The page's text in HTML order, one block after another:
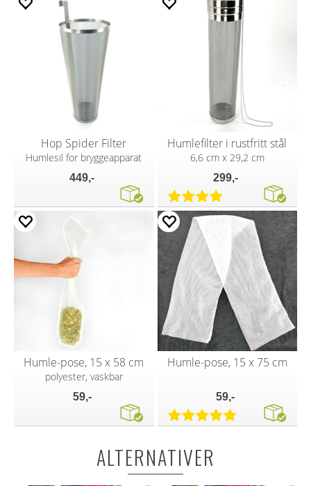
Hop Spider Filter
Humlesil for bryggeapparat
449,-
Humlefilter i rustfritt stål
6,6 cm x 29,2 cm
299,-
Humle-pose, 15 x 58 cm
polyester, vaskbar
59,-
Humle-pose, 15 x 75 cm
59,-
ALTERNATIVER